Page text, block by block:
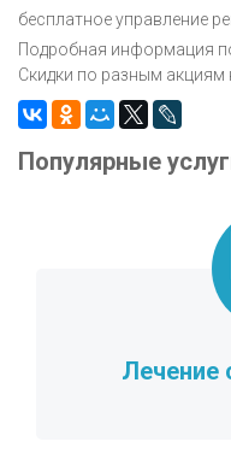
бесплатное управление
Подробная информация
Скидки по разным акциям
Популярные
Лечение